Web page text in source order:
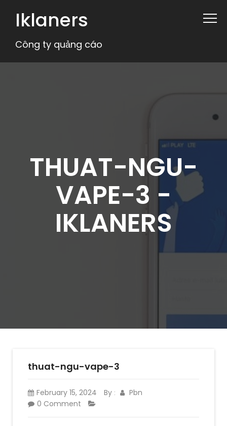
Iklaners
Công ty quảng cáo
THUAT-NGU-
VAPE-3 -
IKLANERS
thuat-ngu-vape-3
February 15, 2024 By :
Pbn
0 Comment